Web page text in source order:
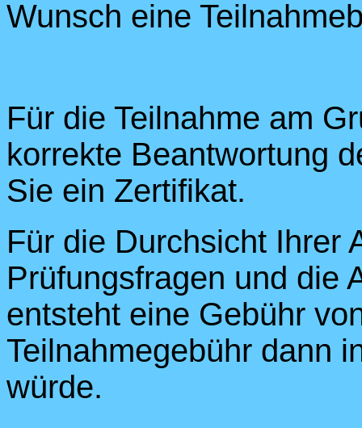
Wunsch eine
Für die Teilnahme am
korrekte Beantwortung
Sie ein Zertifikat.
Für die Durchsicht Ihrer
Prüfungsfragen und die
entsteht eine Gebühr
Teilnahmegebühr dann
würde.